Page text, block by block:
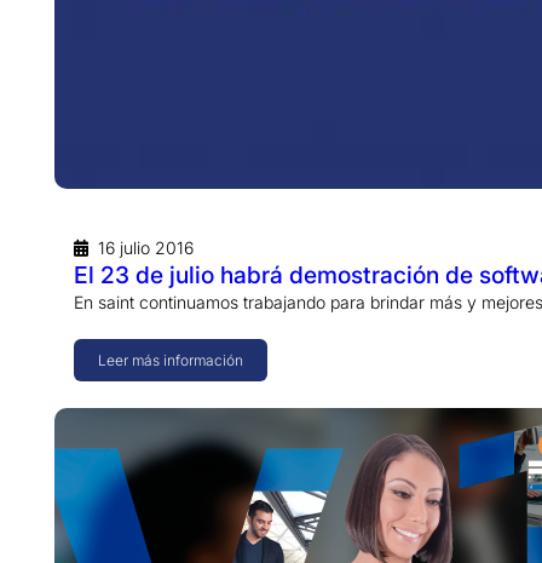
16 julio 2016
El 23 de julio habrá demostración de
En saint continuamos trabajando para brindar más y
Leer más información